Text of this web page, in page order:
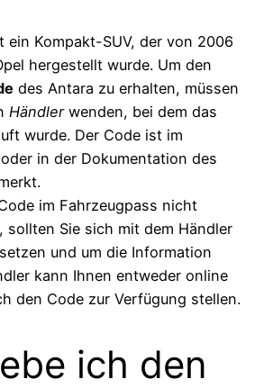
ein Kompakt-SUV, der von 2006
hergestellt wurde. Um den
des Antara zu erhalten, müssen
Händlerwenden, bei dem das
wurde. Der Code ist im
in der Dokumentation des
im Fahrzeugpass nicht
sollten Sie sich mit dem Händler
und um die Information
kann Ihnen entweder online
den Code zur Verfügung stellen.
ich den